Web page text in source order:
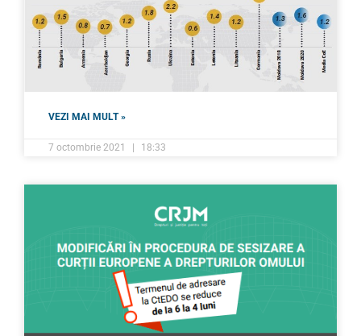
VEZI MAI MULT »
7 octombrie 2021 18:33